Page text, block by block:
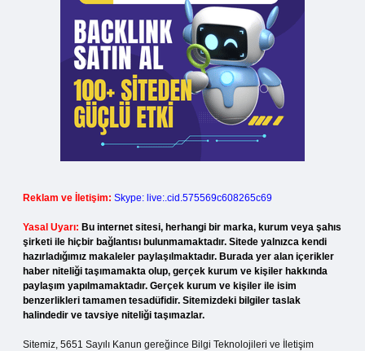
Reklam ve İletişim: Skype: live:.cid.575569c608265c69
Yasal Uyarı: Bu internet sitesi, herhangi bir marka, kurum veya şahıs
şirketi ile hiçbir bağlantısı bulunmamaktadır. Sitede yalnızca kendi
hazırladığımız makaleler paylaşılmaktadır. Burada yer alan içerikler
haber niteliği taşımamakta olup, gerçek kurum ve kişiler hakkında
paylaşım yapılmamaktadır. Gerçek kurum ve kişiler ile isim
benzerlikleri tamamen tesadüfidir. Sitemizdeki bilgiler taslak
halindedir ve tavsiye niteliği taşımazlar.
Sitemiz, 5651 Sayılı Kanun gereğince Bilgi Teknolojileri ve İletişim